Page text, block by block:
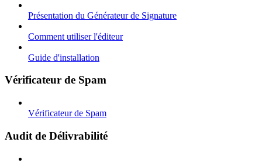
Présentation du Générateur de Signature
Comment utiliser l'éditeur
Guide d'installation
Vérificateur de Spam
Vérificateur de Spam
Audit de Délivrabilité